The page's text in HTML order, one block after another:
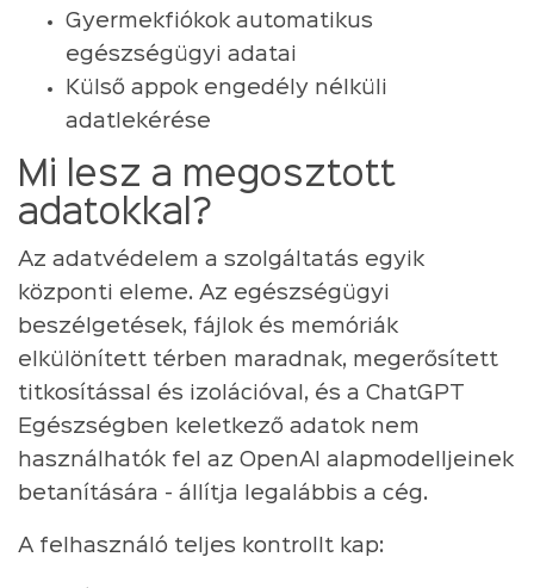
Gyermekfiókok automatikus
egészségügyi adatai
Külső appok engedély nélküli
adatlekérése
Mi lesz a megosztott
adatokkal?
Az adatvédelem a szolgáltatás egyik
központi eleme. Az egészségügyi
beszélgetések, fájlok és memóriák
elkülönített térben maradnak, megerősített
titkosítással és izolációval, és a ChatGPT
Egészségben keletkező adatok nem
használhatók fel az OpenAI alapmodelljeinek
betanítására - állítja legalábbis a cég.
A felhasználó teljes kontrollt kap: